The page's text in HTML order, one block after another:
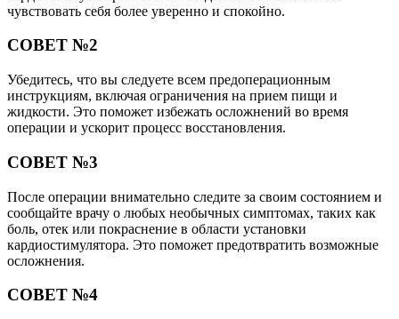
чувствовать себя более уверенно и спокойно.
СОВЕТ №2
Убедитесь, что вы следуете всем предоперационным
инструкциям, включая ограничения на прием пищи и
жидкости. Это поможет избежать осложнений во время
операции и ускорит процесс восстановления.
СОВЕТ №3
После операции внимательно следите за своим состоянием и
сообщайте врачу о любых необычных симптомах, таких как
боль, отек или покраснение в области установки
кардиостимулятора. Это поможет предотвратить возможные
осложнения.
СОВЕТ №4